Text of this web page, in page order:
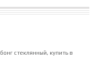
бонг стеклянный, купить в